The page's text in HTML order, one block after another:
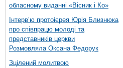
обласному виданні «Вісник і Ко»
Інтерв’ю протоієрея Юрія Близнюка
про співпрацю молоді та
представників церкви
Розмовляла Оксана Федорук
Зцілений молитвою